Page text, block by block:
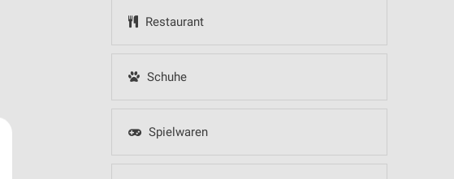
Restaurant
Schuhe
Spielwaren